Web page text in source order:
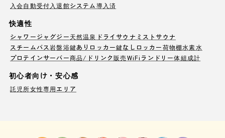
入会自動受付 入退館システム導入済
快適性
シャワージャグジー天然温泉 ドライサウナ ミストサウナ
スチームバス岩盤浴鍵ありロッカー鍵なしロッカー荷物棚水素水
プロテインサーバー商品/ドリンク販売WiFi ランドリー体組成計
初心者向け・安心感
託児所女性専用エリア